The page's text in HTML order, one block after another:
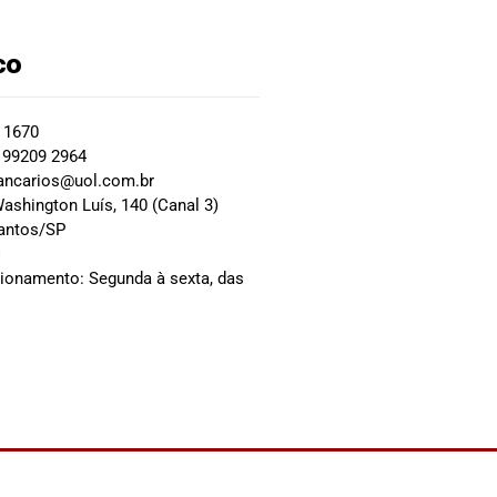
2964
Luís, 140 (Canal 3)
SP
Segunda à sexta, das